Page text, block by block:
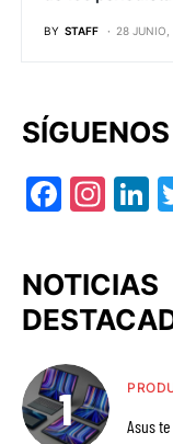
BY STAFF 28 JUNIO,
SÍGUENOS
NOTICIAS
Asus